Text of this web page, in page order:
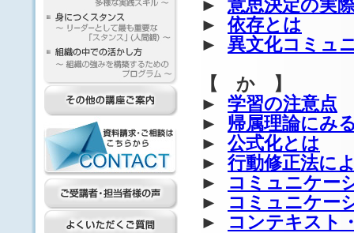
► 意思決定の実
►依存とは
► 異文化コミュ
【 か 】
► 学習の注意点
► 帰属理論にみ
► 公式化とは
► 行動修正法に
►
コミュニケー
►
コミュニケー
►
コンテキスト